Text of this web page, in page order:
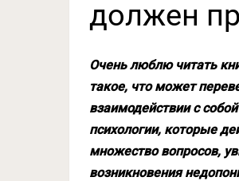
должен
Очень люблю читать
такое, что может
взаимодействии с
психологии, которые
множество вопросов,
возникновения